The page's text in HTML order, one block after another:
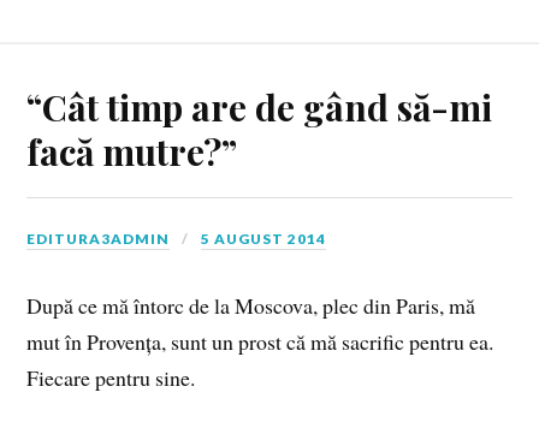
“Cât timp are de gând să-mi
facă mutre?”
EDITURA3ADMIN 5 AUGUST 2014
După ce mă întorc de la Moscova, plec din Paris, mă
mut în Provența, sunt un prost că mă sacrific pentru ea.
Fiecare pentru sine.